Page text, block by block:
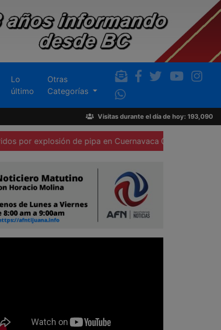
Lo
último
Otras
Categorías
Visitas durante el día de hoy: 193,090
de pipa en Cuernavaca Procederá Sindicatura